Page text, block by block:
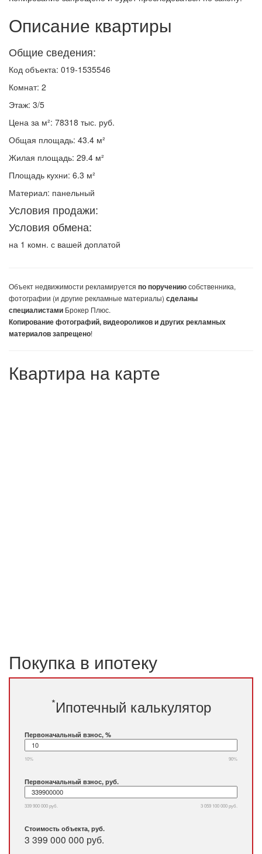
Описание квартиры
Общие сведения:
Код объекта: 019-1535546
Комнат: 2
Этаж: 3/5
Цена за м²: 78318 тыс. руб.
Общая площадь: 43.4 м²
Жилая площадь: 29.4 м²
Площадь кухни: 6.3 м²
Материал: панельный
Условия продажи:
Условия обмена:
на 1 комн. с вашей доплатой
Объект недвижимости рекламируется по поручениюсобственника,
фотографии (и другие рекламные материалы) сделаны
специалистами Брокер Плюс.
Копирование фотографий, видеороликов и других рекламных
материалов запрещено!
Квартира на карте
Покупка в ипотеку
*Ипотечный калькулятор
Первоначальный взнос, %
10% 90%
Первоначальный взнос, руб.
339 900 000 руб. 3 059 100 000 руб.
Стоимость объекта, руб.
3 399 000 000 руб.